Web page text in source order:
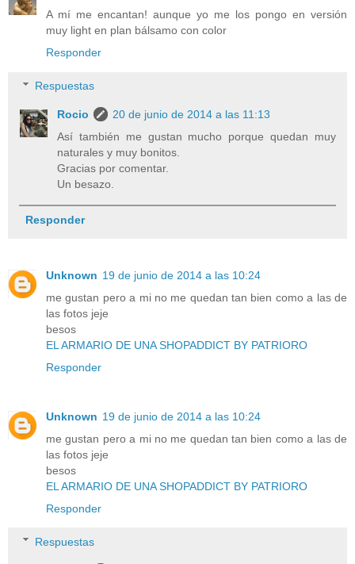
A mí me encantan! aunque yo me los pongo en versión
muy light en plan bálsamo con color
Responder
Respuestas
Rocio
20 de junio de 2014 a las 11:13
Así también me gustan mucho porque quedan muy
naturales y muy bonitos.
Gracias por comentar.
Un besazo.
Responder
Unknown 19 de junio de 2014 a las 10:24
me gustan pero a mi no me quedan tan bien como a las de
las fotos jeje
besos
EL ARMARIO DE UNA SHOPADDICT BY PATRIORO
Responder
Unknown 19 de junio de 2014 a las 10:24
me gustan pero a mi no me quedan tan bien como a las de
las fotos jeje
besos
EL ARMARIO DE UNA SHOPADDICT BY PATRIORO
Responder
Respuestas